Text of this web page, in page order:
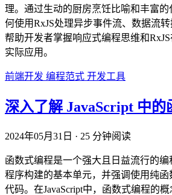
理。通过生动的厨房烹饪比喻和丰富
何使用RxJS处理异步事件流、数据流转
帮助开发者掌握响应式编程思维和
实际应用。
前端开发 编程范式 开发工具
深入了解 JavaScript 中的
2024年05月31日 · 25 分钟阅读
函数式编程是一个强大且日益流行的
程序构建的基本单元，并强调使用纯
代码。在JavaScript中，函数式编程的